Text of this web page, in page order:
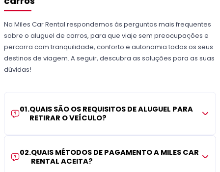
Na Miles Car Rental respondemos às perguntas mais frequentes
sobre o aluguel de carros, para que viaje sem preocupações e
percorra com tranquilidade, conforto e autonomia todos os seus
destinos de viagem. A seguir, descubra as soluções para as suas
dúvidas!
01.QUAIS SÃO OS REQUISITOS DE ALUGUEL PARA
RETIRAR O VEÍCULO?
02.QUAIS MÉTODOS DE PAGAMENTO A MILES CAR
RENTAL ACEITA?